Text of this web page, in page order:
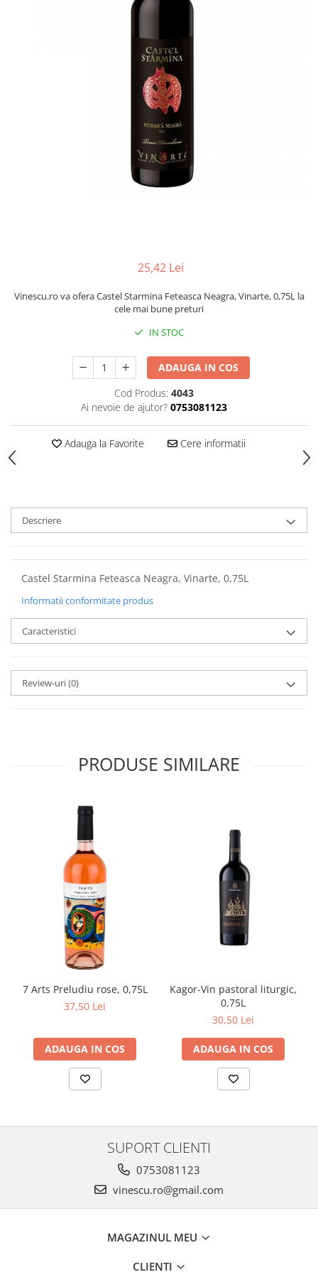
25,42 Lei
Vinescu.ro va ofera Castel Starmina Feteasca Neagra, Vinarte, 0,75L la
cele mai bune preturi
IN STOC
ADAUGA IN COS
Cod Produs: 4043
Ai nevoie de ajutor? 0753081123
Adauga la Favorite Cere informatii
Descriere
Castel Starmina Feteasca Neagra, Vinarte, 0,75L
Informatii conformitate produs
Caracteristici
Review-uri(0)
PRODUSE SIMILARE
7 Arts Preludiu rose, 0,75L
37,50 Lei
ADAUGA IN COS
Kagor-Vin pastoral liturgic,
0,75L
30,50 Lei
ADAUGA IN COS
SUPORT CLIENTI
0753081123
vinescu.ro@gmail.com
MAGAZINUL MEU
CLIENTI